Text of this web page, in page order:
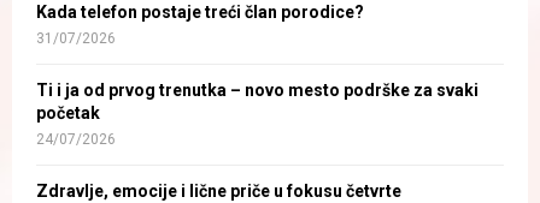
Kada telefon postaje treći član porodice?
31/07/2026
Ti i ja od prvog trenutka – novo mesto podrške za svaki
početak
24/07/2026
Zdravlje, emocije i lične priče u fokusu četvrte